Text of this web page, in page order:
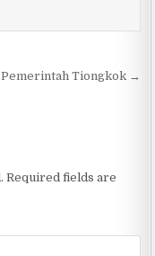
Pemerintah Tiongkok →
Required fields are